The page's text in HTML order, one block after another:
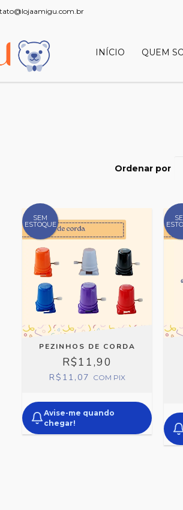
INÍCIO QUEM
Ordenar por
SEM
ESTOQUE
PEZINHOS DE CORDA
R$11,90
R$11,07 COM PIX
Avise-me quando
chegar!